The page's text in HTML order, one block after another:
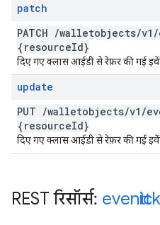
patch
PATCH /walletobjects/v1 /
{resourceId}
दिए गए क्लास आईडी से रेफ़र की गई
update
PUT /walletobjects/v1 /
{resourceId}
दिए गए क्लास आईडी से रेफ़र की गई
REST रिसॉर्स: